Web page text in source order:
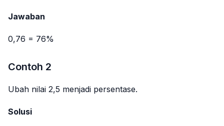
Jawaban
0,76 = 76%
Contoh 2
Ubah nilai 2,5 menjadi persentase.
Solusi